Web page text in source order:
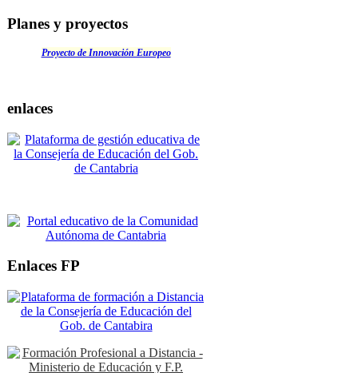
Planes y proyectos
Proyecto de Innovación Europeo
enlaces
Enlaces FP